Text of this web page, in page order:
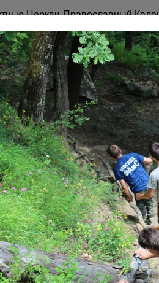
Церкви Православный
О
однако